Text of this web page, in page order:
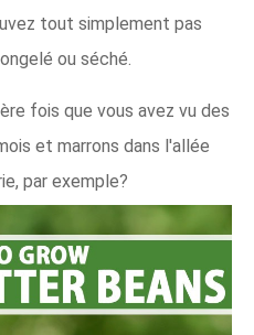
tout simplement pas
ou séché.
fois que vous avez vu des
et marrons dans l'allée
par exemple?